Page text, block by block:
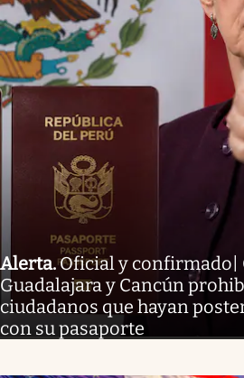
Alerta.Oficial y confirmado|
Guadalajara y Cancún
ciudadanos que hayan
con su pasaporte